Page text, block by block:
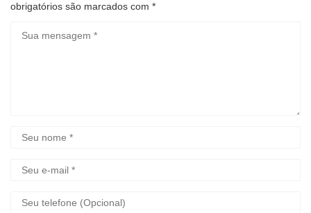
obrigatórios são marcados com *